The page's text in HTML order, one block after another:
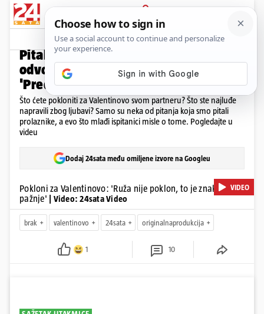
PRIJAVA
Video Komentari
VALENTINOVO U ZAGREBU
Pitali smo prolaznike što misle o
odvojenim krevetima u braku ili vezi:
'Predbračna čistoća?'
Što ćete pokloniti za Valentinovo svom partneru? Što ste najluđe
napravili zbog ljubavi? Samo su neka od pitanja koja smo pitali
prolaznike, a evo što mlađi ispitanici misle o tome. Pogledajte u
videu
Dodaj 24sata među omiljene izvore na Googleu
VIDEO
Pokloni za Valentinovo: 'Ruža nije poklon, to je znak
pažnje'
| Video: 24sata Video
brak valentinovo 24sata originalnaprodukcija
1 10